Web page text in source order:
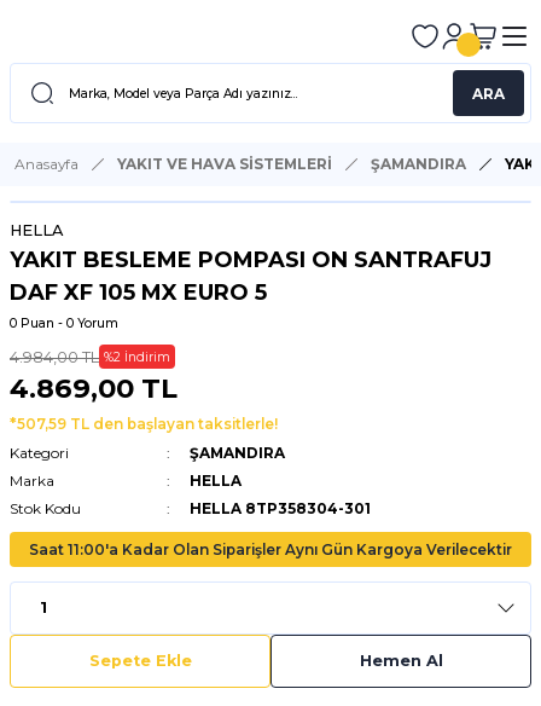
ARA
Anasayfa YAKIT VE HAVA SİSTEMLERİ ŞAMANDIRA
HELLA
YAKIT BESLEME POMPASI ON SANTRAFUJ
DAF XF 105 MX EURO 5
0 Puan - 0 Yorum
4.984,00 TL %2 İndirim
4.869,00 TL
*507,59 TL den başlayan taksitlerle!
Kategori
ŞAMANDIRA
Marka
HELLA
Stok Kodu
HELLA 8TP358304-301
Saat 11:00'a Kadar Olan Siparişler Aynı Gün Kargoya Verilecektir
Sepete Ekle Hemen Al